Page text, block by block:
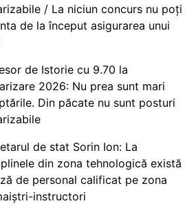
/ La niciun concurs nu poți
de la început asigurarea unui
de Istorie cu 9.70 la
2026: Nu prea sunt mari
Din păcate nu sunt posturi
de stat Sorin Ion: La
din zona tehnologică există
de personal calificat pe zona
instructori